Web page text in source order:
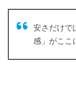
安さだけで
感」がここ